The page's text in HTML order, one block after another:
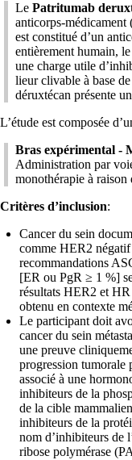
LePatritumab
anticorps-
est constitué d’un
entièrement humain,
une charge utile
lieur clivable à base
déruxtécan présente
L’étude est composée
Bras expérimental -
Administration par
monothérapie à raison
Critères d’inclusion:
Cancer du sein
comme HER2
recommandations
[ER ou PgR ≥ 1 %]
résultats HER2 et
obtenu en contexte
Le participant doit
cancer du sein
une preuve
progression tumorale
associé à une
inhibiteurs de la
de la cible
inhibiteurs de la
nom d’inhibiteurs de
ribose polymérase